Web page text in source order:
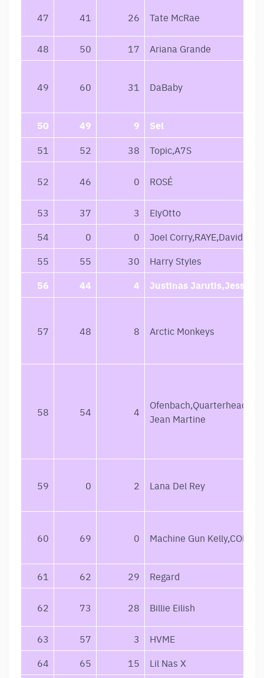
47 41 26 Tate McRae
48 50 17 Ariana Grande
49 60 31 DaBaby
50 49 9 Sel
51 52 38 Topic,A7S
52 46 0 ROSÉ
53 37 3
ElyOtto
54
0 0
Joel Corry,RAYE,David
55
55 30 Harry Styles
56 44 4 Justinas Jarutis,Jessica
57 48 8 Arctic Monkeys
58 54 4
Jean Martine
59 0 2 Lana Del Rey
60 69 0 Machine Gun Kelly,CORPSE
61 62 29 Regard
62 73 28 Billie Eilish
63 57 3
HVME
64
65 15 Lil Nas X